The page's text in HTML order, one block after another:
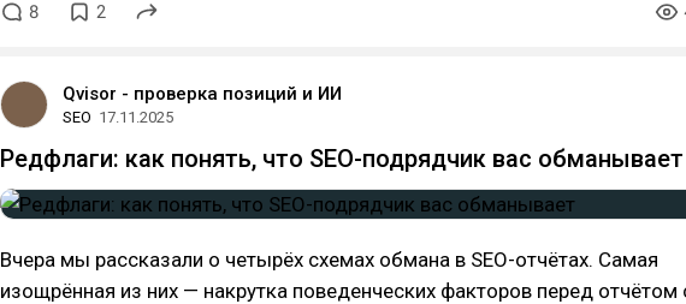
8 2
Qvisor - проверка позиций и ИИ
SEO 17.11.2025
Редфлаги: как понять, что SEO-подрядчик вас обманывает
Вчера мы рассказали о четырёх схемах обмана в SEO-отчётах. Самая
изощрённая из них — накрутка поведенческих факторов перед отчётом